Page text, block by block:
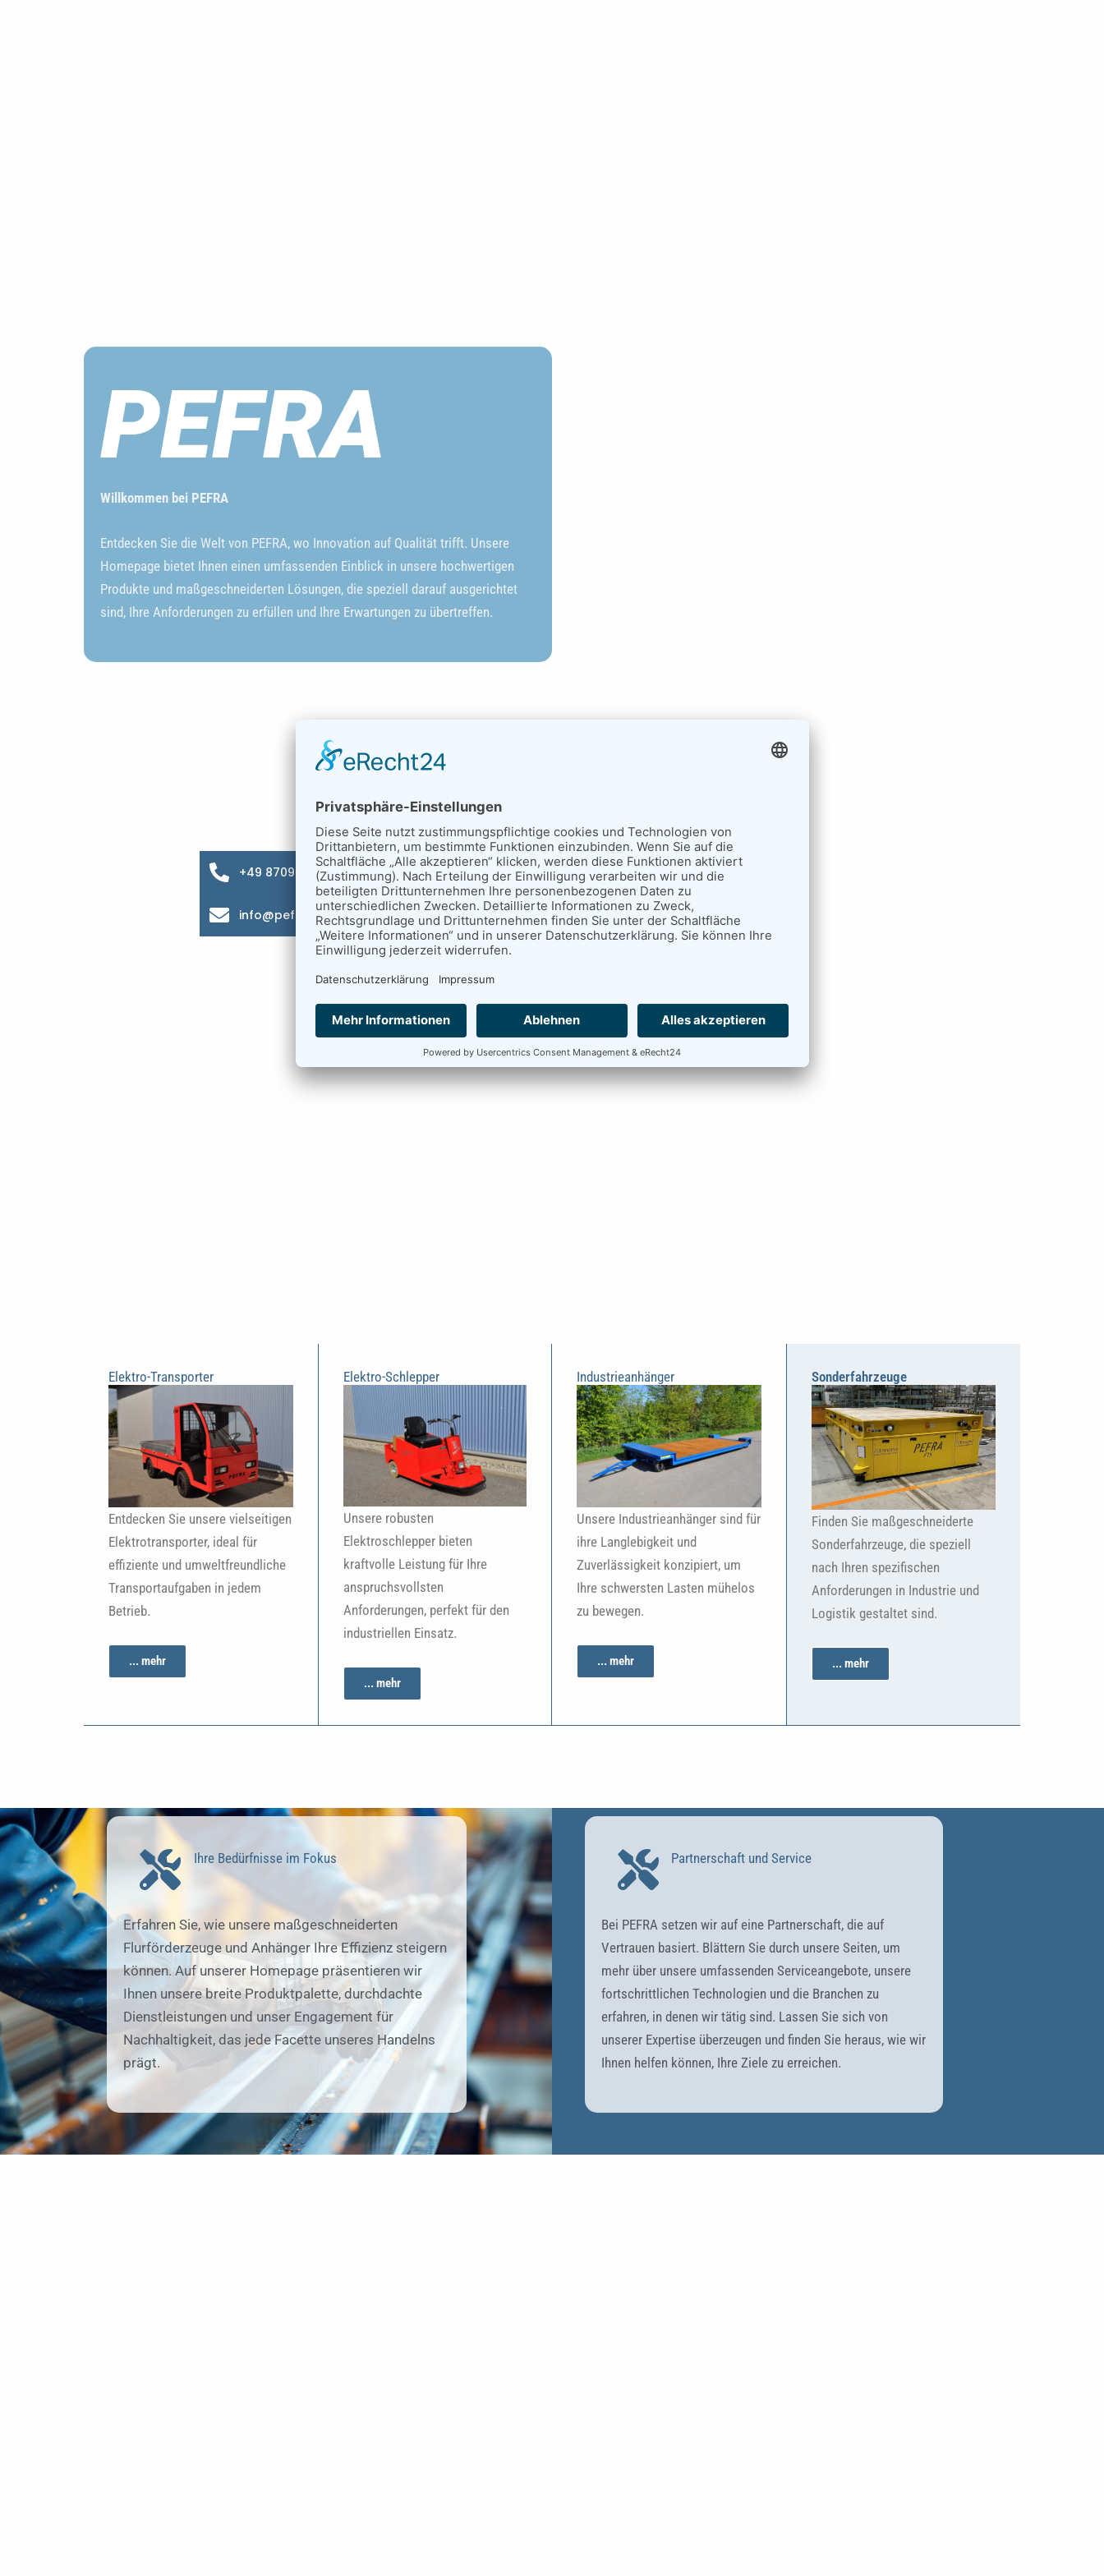
PEFRA
Willkommen bei PEFRA
Entdecken Sie die Welt von PEFRA, wo Innovation auf Qualität trifft. Unsere
Homepage bietet Ihnen einen umfassenden Einblick in unsere hochwertigen
Produkte und maßgeschneiderten Lösungen, die speziell darauf ausgerichtet
sind, Ihre Anforderungen zu erfüllen und Ihre Erwartungen zu übertreffen.
Elektro-Transporter
Entdecken Sie unsere vielseitigen
Elektrotransporter, ideal für
effiziente und umweltfreundliche
Transportaufgaben in jedem
Betrieb.
... mehr
Elektro-Schlepper
Unsere robusten
Elektroschlepper bieten
kraftvolle Leistung für Ihre
anspruchsvollsten
Anforderungen, perfekt für den
industriellen Einsatz.
... mehr
Industrieanhänger
Unsere Industrieanhänger sind für
ihre Langlebigkeit und
Zuverlässigkeit konzipiert, um
Ihre schwersten Lasten mühelos
zu bewegen.
... mehr
Sonderfahrzeuge
Finden Sie maßgeschneiderte
Sonderfahrzeuge, die speziell
nach Ihren spezifischen
Anforderungen in Industrie und
Logistik gestaltet sind.
... mehr
Ihre Bedürfnisse im Fokus
Erfahren Sie, wie unsere maßgeschneiderten
Flurförderzeuge und Anhänger Ihre Effizienz steigern
können. Auf unserer Homepage präsentieren wir
Ihnen unsere breite Produktpalette, durchdachte
Dienstleistungen und unser Engagement für
Nachhaltigkeit, das jede Facette unseres Handelns
prägt.
Partnerschaft und Service
Bei PEFRA setzen wir auf eine Partnerschaft, die auf
Vertrauen basiert. Blättern Sie durch unsere Seiten, um
mehr über unsere umfassenden Serviceangebote, unsere
fortschrittlichen Technologien und die Branchen zu
erfahren, in denen wir tätig sind. Lassen Sie sich von
unserer Expertise überzeugen und finden Sie heraus, wie wir
Ihnen helfen können, Ihre Ziele zu erreichen.
+49 8709 9216-0
info@pefra.net